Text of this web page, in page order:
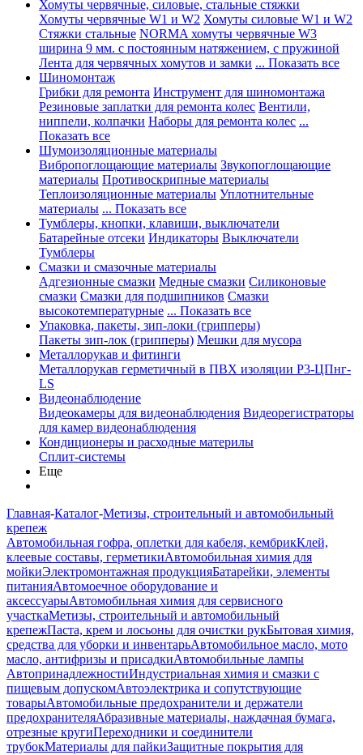
Хомуты червячные, силовые, стальные стяжки
Хомуты червячные W1 и W2 Хомуты силовые W1 и W2
Стяжки стальные NORMA хомуты червячные W3
ширина 9 мм. с постоянным натяжением, с пружиной
Лента для червячных хомутов и замки ... Показать все
Шиномонтаж
Грибки для ремонта Инструмент для шиномонтажа
Резиновые заплатки для ремонта колес Вентили,
ниппели, колпачки Наборы для ремонта колес ...
Показать все
Шумоизоляционные материалы
Вибропоглощающие материалы Звукопоглощающие
материалы Противоскрипные материалы
Теплоизоляционные материалы Уплотнительные
материалы ... Показать все
Тумблеры, кнопки, клавиши, выключатели
Батарейные отсеки Индикаторы Выключатели
Тумблеры
Смазки и смазочные материалы
Адгезионные смазки Медные смазки Силиконовые
смазки Смазки для подшипников Смазки
высокотемпературные ... Показать все
Упаковка, пакеты, зип-локи (грипперы)
Пакеты зип-лок (грипперы) Мешки для мусора
Металлорукав и фитинги
Металлорукав герметичный в ПВХ изоляции Р3-ЦПнг-
LS
Видеонаблюдение
Видеокамеры для видеонаблюдения Видеорегистраторы
для камер видеонаблюдения
Кондиционеры и расходные материлы
Сплит-системы
Еще
Главная-Каталог-Метизы, строительный и автомобильный
крепеж
Автомобильная гофра, оплетки для кабеля, кембрикКлей,
клеевые составы, герметикиАвтомобильная химия для
мойкиЭлектромонтажная продукцияБатарейки, элементы
питанияАвтомоечное оборудование и
аксессуарыАвтомобильная химия для сервисного
участкаМетизы, строительный и автомобильный
крепежПаста, крем и лосьоны для очистки рукБытовая химия,
средства для уборки и инвентарьАвтомобильное масло, мото
масло, антифризы и присадкиАвтомобильные лампы
АвтопринадлежностиИндустриальная химия и смазки с
пищевым допускомАвтоэлектрика и сопутствующие
товарыАвтомобильные предохранители и держатели
предохранителяАбразивные материалы, наждачная бумага,
отрезные кругиПереходники и соединители
трубокМатериалы для пайкиЗащитные покрытия для